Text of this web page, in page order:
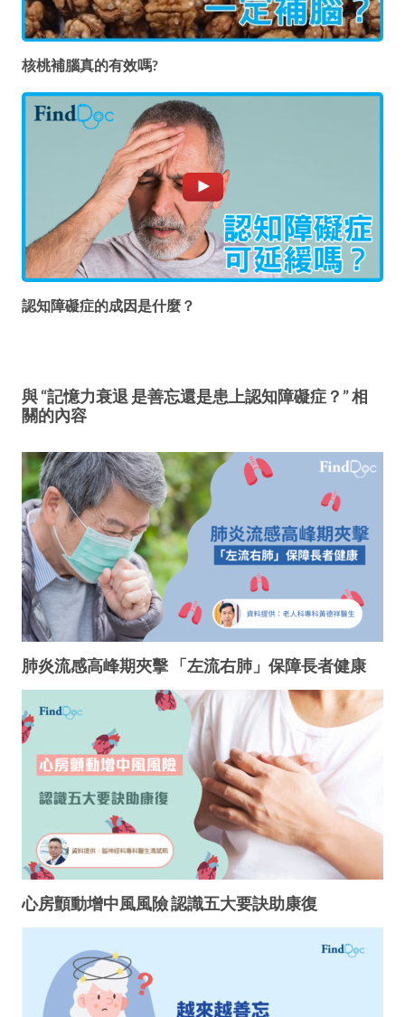
核桃補腦真的有效嗎?
認知障礙症的成因是什麼？
與 “記憶力衰退 是善忘還是患上認知障礙症？” 相
關的內容
肺炎流感高峰期夾擊 「左流右肺」保障長者健康
心房顫動增中風風險 認識五大要訣助康復